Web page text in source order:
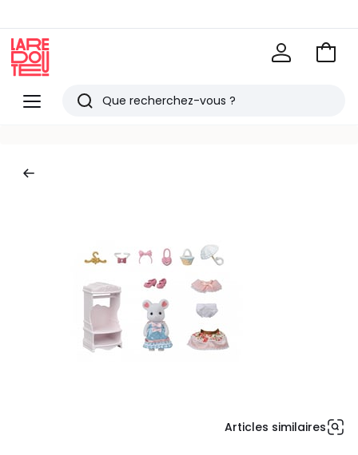
Menu
Redoute
Rechercher
Voir
Articles similaires